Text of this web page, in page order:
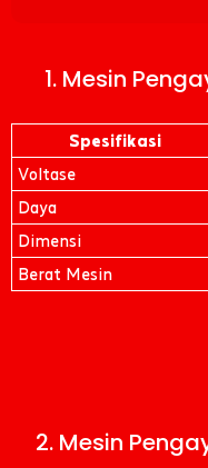
1. Mesin
Spesifikasi
Voltase
Daya
Dimensi
Berat Mesin
2. Mesin